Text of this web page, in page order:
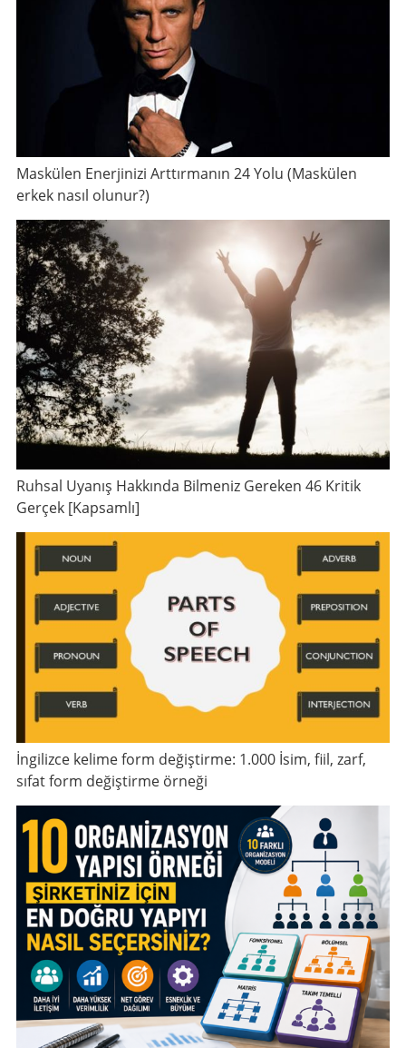
Maskülen Enerjinizi Arttırmanın 24 Yolu (Maskülen
erkek nasıl olunur?)
Ruhsal Uyanış Hakkında Bilmeniz Gereken 46 Kritik
Gerçek [Kapsamlı]
İngilizce kelime form değiştirme: 1.000 İsim, fiil, zarf,
sıfat form değiştirme örneği